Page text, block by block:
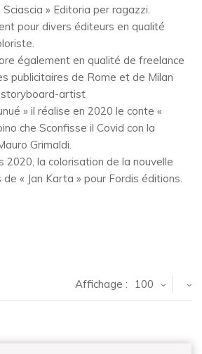
» Editoria per ragazzi.
pour divers éditeurs en qualité
également en qualité de freelance
publicitaires de Rome et de Milan
artist
» il réalise en 2020 le conte «
che Sconfisse il Covid con la
Grimaldi.
2020, la colorisation de la nouvelle
« Jan Karta » pour Fordis éditions.
Affichage : 100